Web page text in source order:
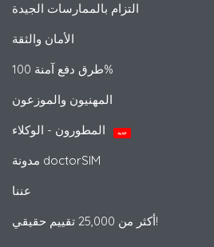
التزام بالممارسات الجيدة
الأمان والثقة
طرق دفع آمنة 100%
المهنيون والموزعون
جديد
مدونة doctorSIM
عننا
أكثر من 25,000 تقييم حقيقي!